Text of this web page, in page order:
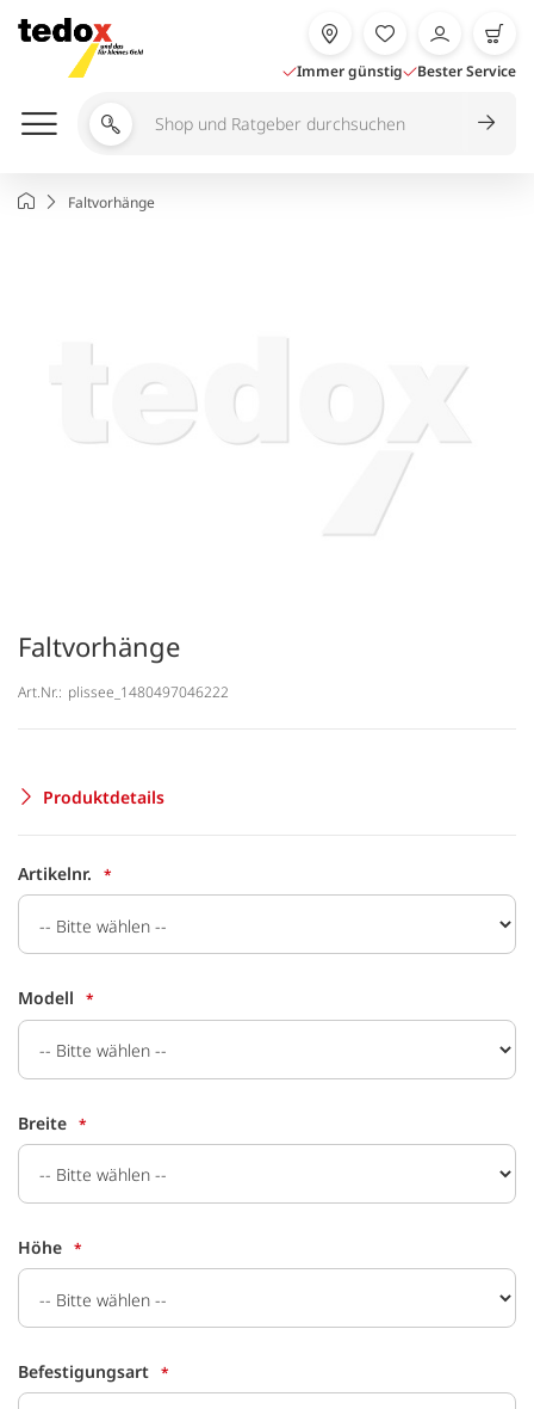
Inhalt
springen
Immer günstig Bester Service
Shop
durchsuchen
StartseiteFaltvorhänge
Faltvorhänge
Art.Nr.: plissee_1480497046222
Produktdetails
Artikelnr.
Modell
Breite
Höhe
Befestigungsart